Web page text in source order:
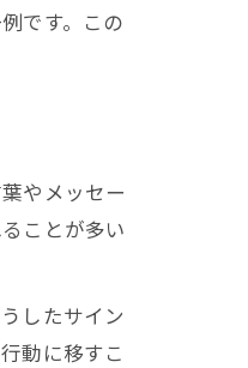
です。この
やメッセー
ことが多い
したサイン
動に移すこ